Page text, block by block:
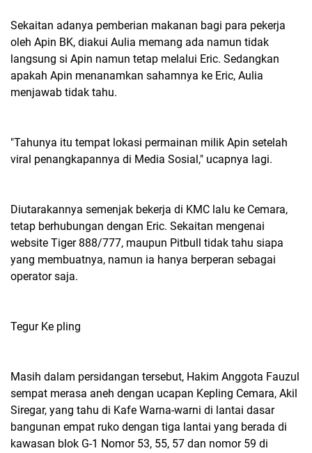
Sekaitan adanya pemberian makanan bagi para pekerja
oleh Apin BK, diakui Aulia memang ada namun tidak
langsung si Apin namun tetap melalui Eric. Sedangkan
apakah Apin menanamkan sahamnya ke Eric, Aulia
menjawab tidak tahu.
"Tahunya itu tempat lokasi permainan milik Apin setelah
viral penangkapannya di Media Sosial," ucapnya lagi.
Diutarakannya semenjak bekerja di KMC lalu ke Cemara,
tetap berhubungan dengan Eric. Sekaitan mengenai
website Tiger 888/777, maupun Pitbull tidak tahu siapa
yang membuatnya, namun ia hanya berperan sebagai
operator saja.
Tegur Ke pling
Masih dalam persidangan tersebut, Hakim Anggota Fauzul
sempat merasa aneh dengan ucapan Kepling Cemara, Akil
Siregar, yang tahu di Kafe Warna-warni di lantai dasar
bangunan empat ruko dengan tiga lantai yang berada di
kawasan blok G-1 Nomor 53, 55, 57 dan nomor 59 di